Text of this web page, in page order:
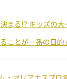
まる!? キッズの
ことが一番の目